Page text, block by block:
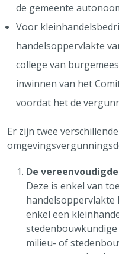
de gemeente
Voor
handelsoppervlakte
college van
inwinnen van het
voordat het de
Er zijn twee
De
Deze is enkel van
handelsoppervlakte
enkel een
milieu- of